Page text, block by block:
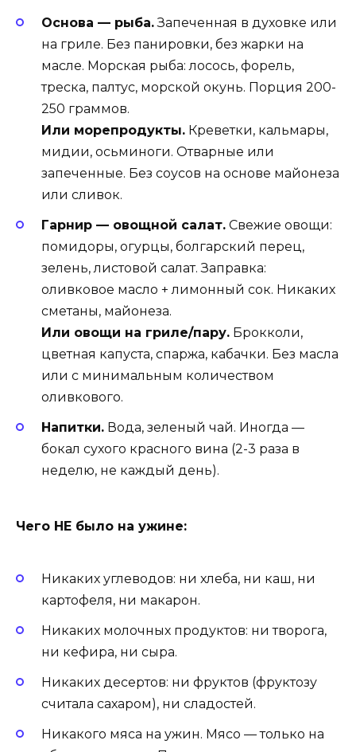
Основа — рыба.Запеченная в духовке или
на гриле. Без панировки, без жарки на
масле. Морская рыба: лосось, форель,
треска, палтус, морской окунь. Порция 200-
250 граммов.
Или морепродукты. Креветки, кальмары,
мидии, осьминоги. Отварные или
запеченные. Без соусов на основе майонеза
или сливок.
Гарнир — овощной салат. Свежие овощи:
помидоры, огурцы, болгарский перец,
зелень, листовой салат. Заправка:
оливковое масло + лимонный сок. Никаких
сметаны, майонеза.
Или овощи на гриле/пару. Брокколи,
цветная капуста, спаржа, кабачки. Без масла
или с минимальным количеством
оливкового.
Напитки. Вода, зеленый чай. Иногда —
бокал сухого красного вина (2-3 раза в
неделю, не каждый день).
Чего НЕ было на ужине:
Никаких углеводов: ни хлеба, ни каш, ни
картофеля, ни макарон.
Никаких молочных продуктов: ни творога,
ни кефира, ни сыра.
Никаких десертов: ни фруктов (фруктозу
считала сахаром), ни сладостей.
Никакого мяса на ужин. Мясо — только на